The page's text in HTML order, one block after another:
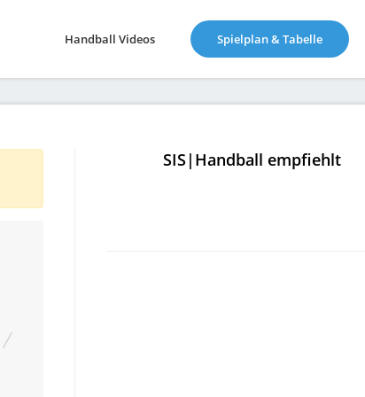
Handball Videos Spielplan & Tabelle(current)
/
SIS|Handball empfiehlt